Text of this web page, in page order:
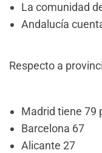
La comunidad
Andalucía
Respecto a
Madrid tiene 79
Barcelona 67
Alicante 27